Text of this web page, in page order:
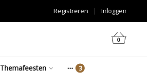
Inloggen
|
Registreren
0
Themafeesten